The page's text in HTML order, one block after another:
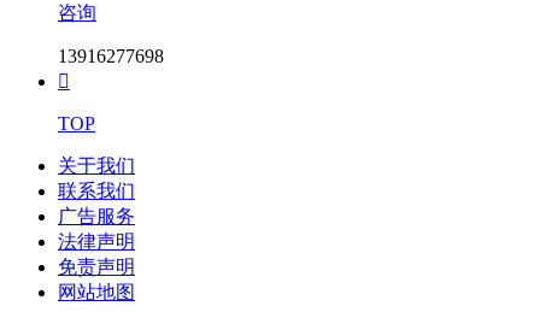
咨询
13916277698

TOP
关于我们
联系我们
广告服务
法律声明
免责声明
网站地图